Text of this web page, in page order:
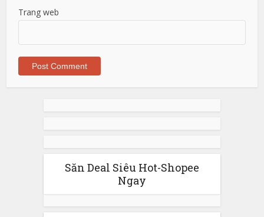
Trang web
Săn Deal Siêu Hot-Shopee
Ngay